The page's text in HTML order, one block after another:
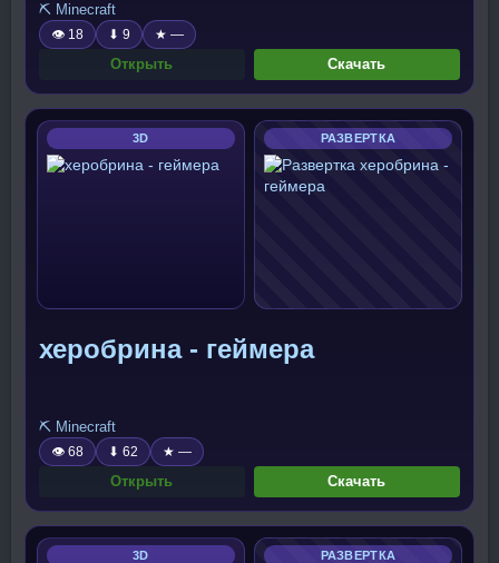
⛏️ Minecraft
👁 18 ⬇ 9 ★ —
Открыть Скачать
3D РАЗВЕРТКА
херобрина - геймера
⛏️ Minecraft
👁 68 ⬇ 62 ★ —
Открыть Скачать
3D РАЗВЕРТКА